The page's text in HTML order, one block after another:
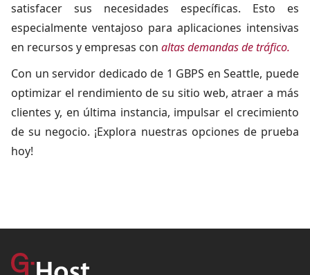
satisfacer sus necesidades específicas. Esto es
especialmente ventajoso para aplicaciones intensivas
en recursos y empresas con altas demandas de tráfico.
Con un servidor dedicado de 1 GBPS en Seattle, puede
optimizar el rendimiento de su sitio web, atraer a más
clientes y, en última instancia, impulsar el crecimiento
de su negocio. ¡Explora nuestras opciones de prueba
hoy!